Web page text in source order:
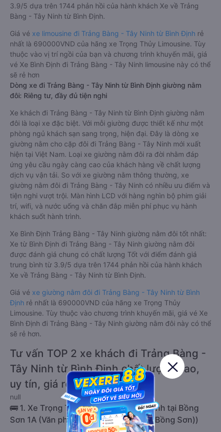
3.9/5 dựa trên 1744 phản hồi của hành khách Xe về Trảng
Bàng - Tây Ninh từ Bình Định.
Giá vé xe limousine đi Trảng Bàng - Tây Ninh từ Bình Định rẻ
nhất là 690000VND của hãng xe Trọng Thủy Limousine. Tùy
thuộc vào vị trí ngồi của bạn và chương trình khuyến mãi, giá
vé Xe Bình Định đi Trảng Bàng - Tây Ninh limousine này có thể
sẽ rẻ hơn
Dòng xe đi Trảng Bàng - Tây Ninh từ Bình Định giường nằm
đôi: Riêng tư, đầy đủ tiện nghi
Xe khách đi Trảng Bàng - Tây Ninh từ Bình Định giường nằm
đôi là loại xe đặc biệt. Với mỗi giường được thiết kế như một
phòng ngủ khách sạn sang trọng, hiện đại. Đây là dòng xe
giường nằm cho cặp đôi đi Trảng Bàng - Tây Ninh mới xuất
hiện tại Việt Nam. Loại xe giường nằm đôi ra đời nhằm đáp
ứng yêu cầu ngày càng cao của khách hàng về chất lượng
dịch vụ vận tải. So với xe giường nằm thông thường, xe
giường nằm đôi đi Trảng Bàng - Tây Ninh có nhiều ưu điểm và
tiện nghi vượt trội. Màn hình LCD với hàng nghìn bộ phim giải
trí, wifi, và nước uống và chăn đắp miễn phí phục vụ hành
khách suốt hành trình.
Xe Bình Định Trảng Bàng - Tây Ninh giường nằm đôi tốt nhất:
Xe từ Bình Định đi Trảng Bàng - Tây Ninh giường nằm đôi
được đánh giá chung có chất lượng Tốt với điểm đánh giá
trung bình từ 3.9/5 dựa trên 1744 phản hồi của hành khách
Xe về Trảng Bàng - Tây Ninh từ Bình Định.
Giá vé xe giường nằm đôi đi Trảng Bàng - Tây Ninh từ Bình
Định rẻ nhất là 690000VND của hãng xe Trọng Thủy
Limousine. Tùy thuộc vào chương trình khuyến mãi, giá vé Xe
Bình Định đi Trảng Bàng - Tây Ninh giường nằm đôi này có thể
sẽ rẻ hơn.
Tư vấn TOP 2 xe khách đi Trảng Bàng -
Tây Ninh từ Bình Định chất lượng cao,
uy tín, giá rẻ nhất 08/2026
null
🚌 1. Xe Trọng Thủy Limousine khởi hành tại Bồng
Sơn 1A (Văn phòng Bình Định (Bến xe Bồng Sơn))